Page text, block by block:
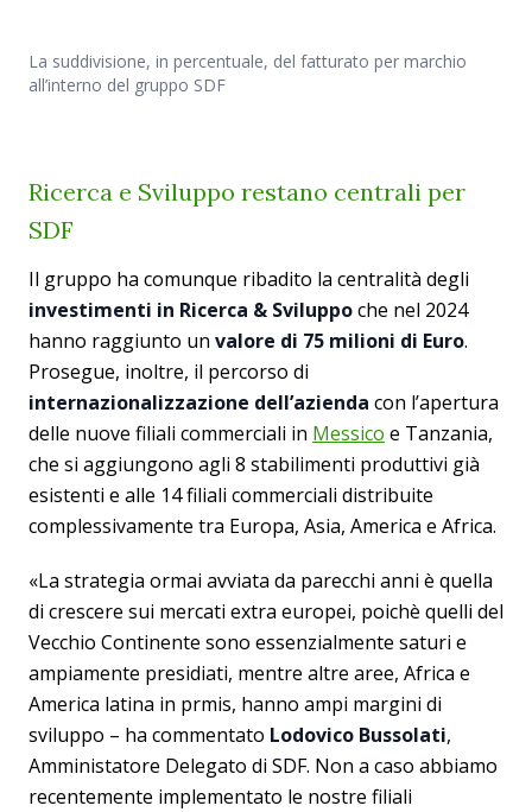
La suddivisione, in percentuale, del fatturato per marchio
all’interno del gruppo SDF
Ricerca e Sviluppo restano centrali per
SDF
Il gruppo ha comunque ribadito la centralità degli
investimenti in Ricerca & Sviluppoche nel 2024
hanno raggiunto un valore di 75 milioni di Euro.
Prosegue, inoltre, il percorso di
internazionalizzazione dell’azienda con l’apertura
delle nuove filiali commerciali in Messico e Tanzania,
che si aggiungono agli 8 stabilimenti produttivi già
esistenti e alle 14 filiali commerciali distribuite
complessivamente tra Europa, Asia, America e Africa.
«La strategia ormai avviata da parecchi anni è quella
di crescere sui mercati extra europei, poichè quelli del
Vecchio Continente sono essenzialmente saturi e
ampiamente presidiati, mentre altre aree, Africa e
America latina in prmis, hanno ampi margini di
sviluppo – ha commentato Lodovico Bussolati,
Amministatore Delegato di SDF. Non a caso abbiamo
recentemente implementato le nostre filiali